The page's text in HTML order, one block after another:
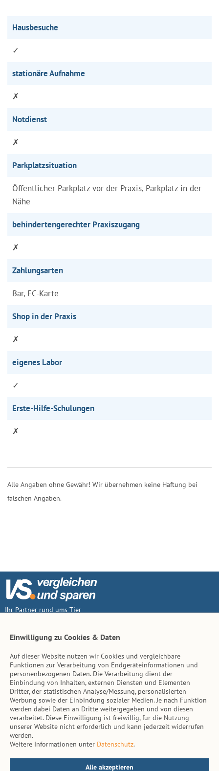
Hausbesuche
✓
stationäre Aufnahme
✗
Notdienst
✗
Parkplatzsituation
Öffentlicher Parkplatz vor der Praxis, Parkplatz in der
Nähe
behindertengerechter Praxiszugang
✗
Zahlungsarten
Bar, EC-Karte
Shop in der Praxis
✗
eigenes Labor
✓
Erste-Hilfe-Schulungen
✗
Alle Angaben ohne Gewähr! Wir übernehmen keine Haftung bei
falschen Angaben.
Ihr Partner rund ums Tier
Inhalt
Tierarzt-Suche
Hinweise
AGB
Impressum
Datenschutz
Kontakt
Einwilligung zu Cookies & Daten
Auf dieser Website nutzen wir Cookies und vergleichbare
Funktionen zur Verarbeitung von Endgeräteinformationen und
personenbezogenen Daten. Die Verarbeitung dient der
Einbindung von Inhalten, externen Diensten und Elementen
Dritter, der statistischen Analyse/Messung, personalisierten
Werbung sowie der Einbindung sozialer Medien. Je nach Funktion
werden dabei Daten an Dritte weitergegeben und von diesen
verarbeitet. Diese Einwilligung ist freiwillig, für die Nutzung
unserer Website nicht erforderlich und kann jederzeit widerrufen
werden.
Weitere Informationen unter Datenschutz.
Alle akzeptieren